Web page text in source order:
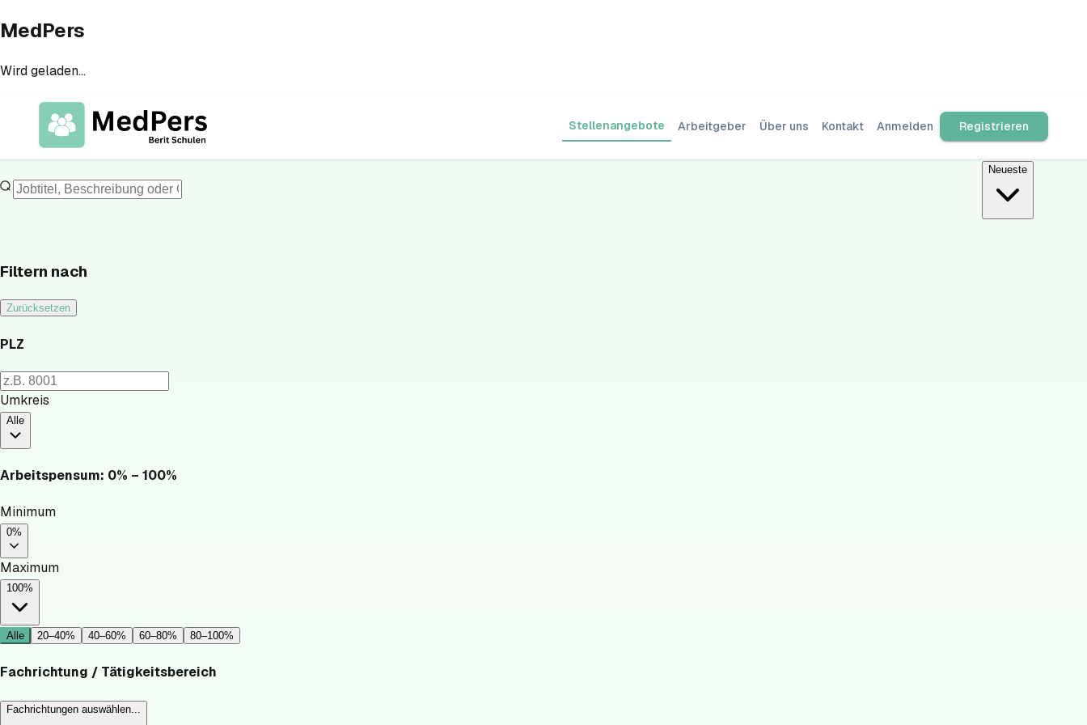
MedPers
Wird geladen...
Stellenangebote Arbeitgeber Über uns Kontakt Anmelden Registrieren
Neueste
Filtern nach
Zurücksetzen
PLZ
Umkreis
Alle
Arbeitspensum: 0% – 100%
Minimum
0%
Maximum
100%
Alle 20–40% 40–60% 60–80% 80–100%
Fachrichtung / Tätigkeitsbereich
Fachrichtungen auswählen...